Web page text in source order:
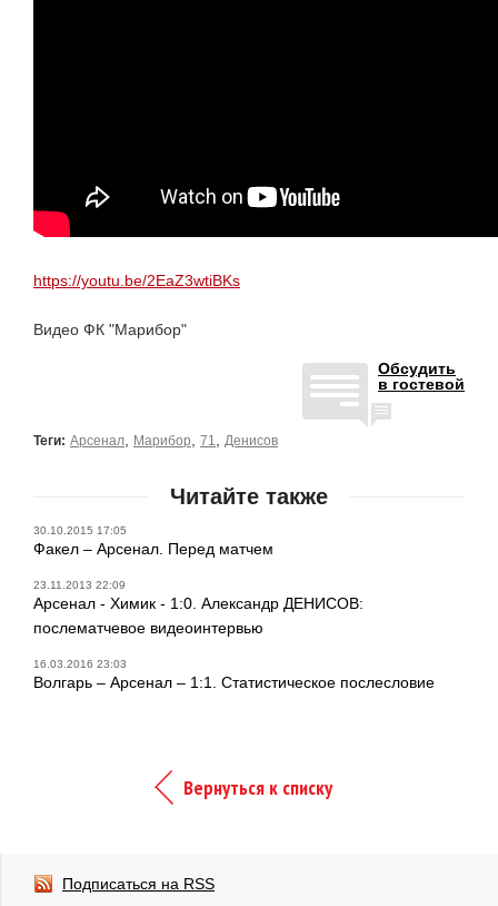
https://youtu.be/2EaZ3wtiBKs
Видео ФК "Марибор"
Обсудить
в гостевой
Теги: Арсенал Марибор 71 Денисов
Читайте также
30.10.2015 17:05
Факел – Арсенал. Перед матчем
23.11.2013 22:09
Арсенал - Химик - 1:0. Александр ДЕНИСОВ:
послематчевое видеоинтервью
16.03.2016 23:03
Волгарь – Арсенал – 1:1. Статистическое послесловие
Вернуться к списку
Подписаться на RSS